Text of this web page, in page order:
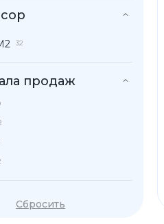
32
продаж
Сбросить